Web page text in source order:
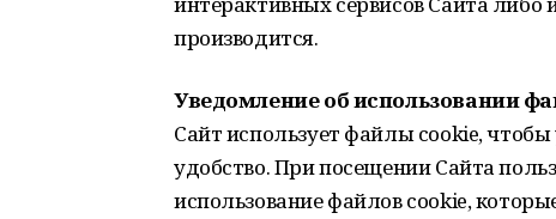
производится.
Уведомление об использовании
Сайт использует файлы cookie,
удобство. При посещении Сайта
использование файлов cookie,